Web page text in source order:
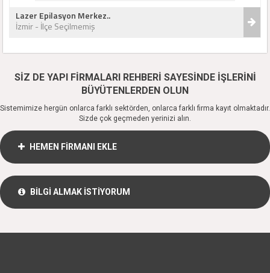
Lazer Epilasyon Merkez..
İzmir - İlçe Seçilmemiş
SİZ DE YAPI FİRMALARI REHBERİ SAYESİNDE İŞLERİNİ
BÜYÜTENLERDEN OLUN
Sistemimize hergün onlarca farklı sektörden, onlarca farklı firma kayıt olmaktadır.
Sizde çok geçmeden yerinizi alın.
HEMEN FİRMANI EKLE
BİLGİ ALMAK İSTİYORUM